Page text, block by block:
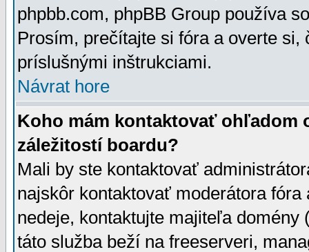
phpbb.com, phpBB Group používa
Prosím, prečítajte si fóra a overte
príslušnými inštrukciami.
Návrat hore
Koho mám kontaktovať ohľadom
záležitostí boardu?
Mali by ste kontaktovať
najskôr kontaktovať moderátora
nedeje, kontaktujte majiteľa
táto služba beží na freeserveri,